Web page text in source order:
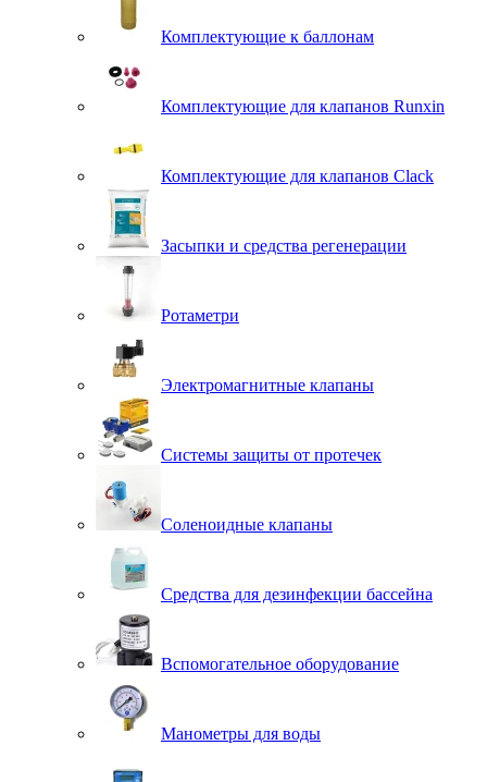
Комплектующие к баллонам
Комплектующие для клапанов Runxin
Комплектующие для клапанов Clack
Засыпки и средства регенерации
Ротаметри
Электромагнитные клапаны
Системы защиты от протечек
Соленоидные клапаны
Средства для дезинфекции бассейна
Вспомогательное оборудование
Манометры для воды